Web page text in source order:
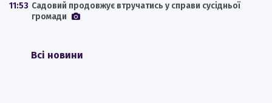
11:53 Садовий продовжує втручатись у справи сусідньої
громади
Всі новини